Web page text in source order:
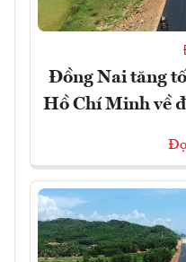
Đồng Nai tăng
Hồ Chí Minh về